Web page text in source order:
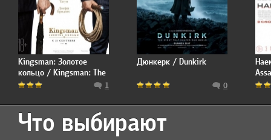
Kingsman: Золотое
кольцо / Kingsman: The
Golden Circle
1
Дюнкерк / Dunkirk
0
Что выбирают